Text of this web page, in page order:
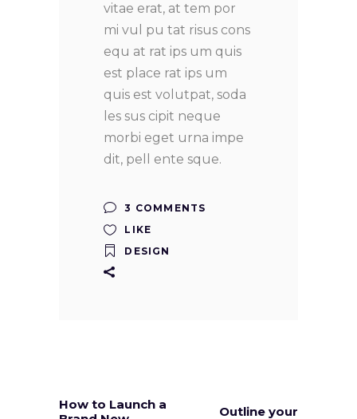
vitae erat, at tem por
mi vul pu tat risus cons
equ at rat ips um quis
est place rat ips um
quis est volutpat, soda
les sus cipit neque
morbi eget urna impe
dit, pell ente sque.
3 COMMENTS
LIKE
DESIGN
How to Launch a
Outline your